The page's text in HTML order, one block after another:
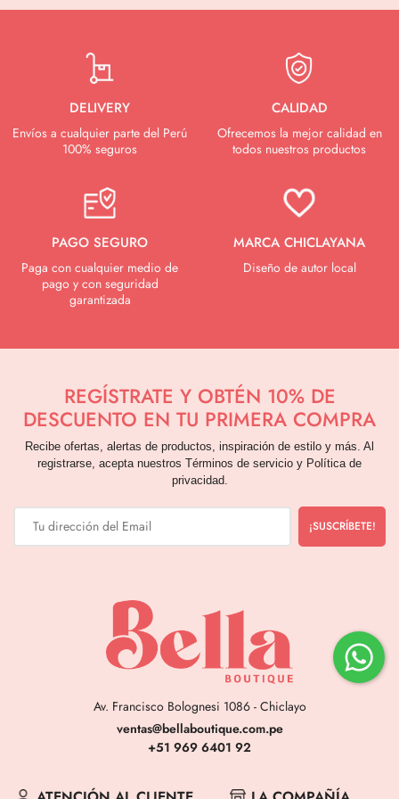
DELIVERY
Envíos a cualquier parte del Perú
100% seguros
CALIDAD
Ofrecemos la mejor calidad en
todos nuestros productos
PAGO SEGURO
Paga con cualquier medio de
pago y con seguridad
garantizada
MARCA CHICLAYANA
Diseño de autor local
REGÍSTRATE Y OBTÉN 10% DE
DESCUENTO EN TU PRIMERA COMPRA
Recibe ofertas, alertas de productos, inspiración de estilo y más. Al
registrarse, acepta nuestros Términos de servicio y Política de
privacidad.
Av. Francisco Bolognesi 1086 - Chiclayo
ventas@bellaboutique.com.pe
+51 969 6401 92